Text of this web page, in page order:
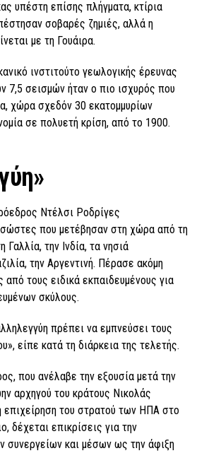
υπέστη επίσης πλήγματα, κτίρια
σοβαρές ζημιές, αλλά η
με τη Γουάιρα.
ινστιτούτο γεωλογικής έρευνας
7,5 σεισμών ήταν ο πιο ισχυρός που
χώρα σχεδόν 30 εκατομμυρίων
σε πολυετή κρίση, από το 1900.
Ντέλσι Ροδρίγες
που μετέβησαν στη χώρα από τη
Γαλλία, την Ινδία, τα νησιά
την Αργεντινή. Πέρασε ακόμη
από τους ειδικά εκπαιδευμένους για
σκύλους.
πρέπει να εμπνεύσει τους
είπε κατά τη διάρκεια της τελετής.
που ανέλαβε την εξουσία μετά την
αρχηγού του κράτους Νικολάς
επιχείρηση του στρατού των ΗΠΑ στο
δέχεται επικρίσεις για την
συνεργείων και μέσων ως την άφιξη